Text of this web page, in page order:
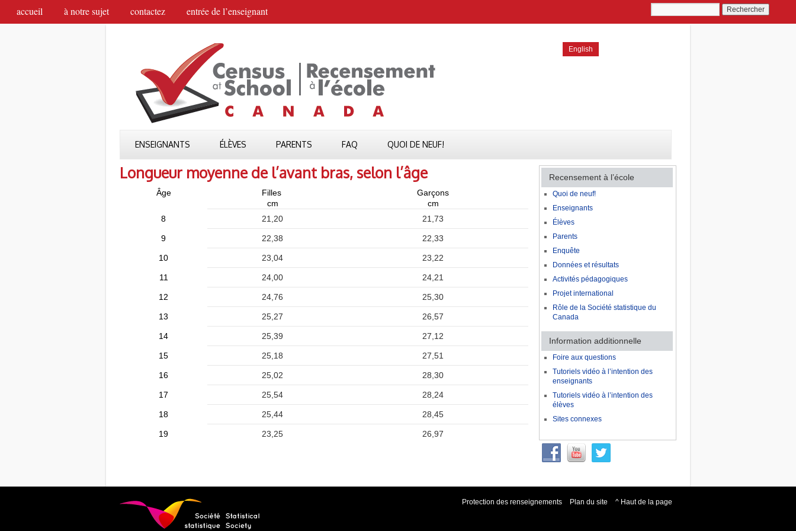
accueil à notre sujet contactez entrée de l’enseignant
English
ENSEIGNANTS ÉLÈVES PARENTS FAQ QUOI DE NEUF!
Longueur moyenne de l’avant bras, selon l’âge
Âge Filles
Garçons
cm
cm
8
21,20 21,73
9 22,38 22,33
10 23,04 23,22
11 24,00 24,21
12 24,76 25,30
13 25,27 26,57
14 25,39 27,12
15 25,18 27,51
16 25,02 28,30
17 25,54 28,24
18 25,44 28,45
19 23,25 26,97
Recensement à l’école
Quoi de neuf!
Enseignants
Élèves
Parents
Enquête
Données et résultats
Activités pédagogiques
Projet international
Rôle de la Société statistique du
Canada
Information additionnelle
Foire aux questions
Tutoriels vidéo à l’intention des
enseignants
Tutoriels vidéo à l’intention des
élèves
Sites connexes
Protection des renseignements Plan du site ^ Haut de la page